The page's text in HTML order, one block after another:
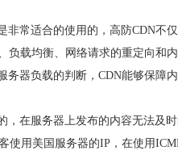
常适合的使用的，高防CDN不
负载均衡、网络请求的重定向和
器负载的判断，CDN能够保障
，在服务器上发布的内容无法及
使用美国服务器的IP，在使用